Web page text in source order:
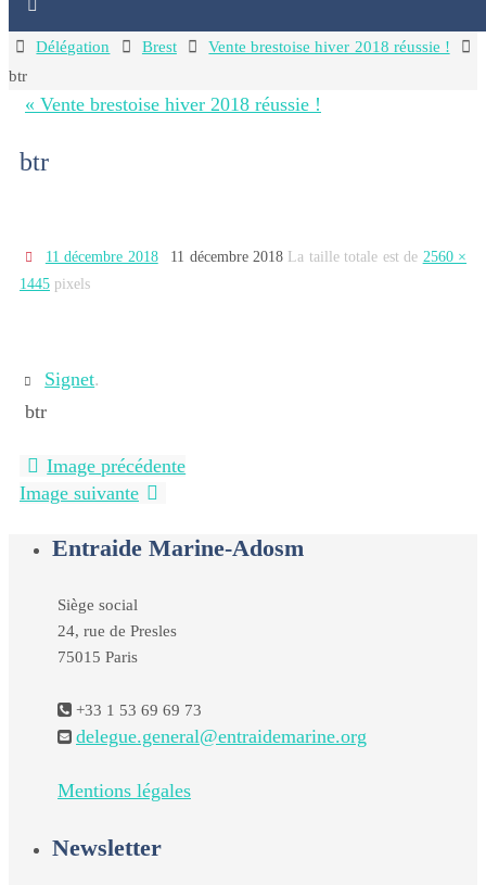
HomeDélégation Brest
Vente brestoise hiver 2018 réussie !
btr
« Vente brestoise hiver 2018 réussie !
btr
11 décembre 2018 11 décembre 2018 La taille totale est de 2560 ×
1445 pixels
Signet.
btr
Image précédente
Image suivante
Entraide Marine-Adosm
Siège social
24, rue de Presles
75015 Paris
+33 1 53 69 69 73
delegue.general@entraidemarine.org
Mentions légales
Newsletter